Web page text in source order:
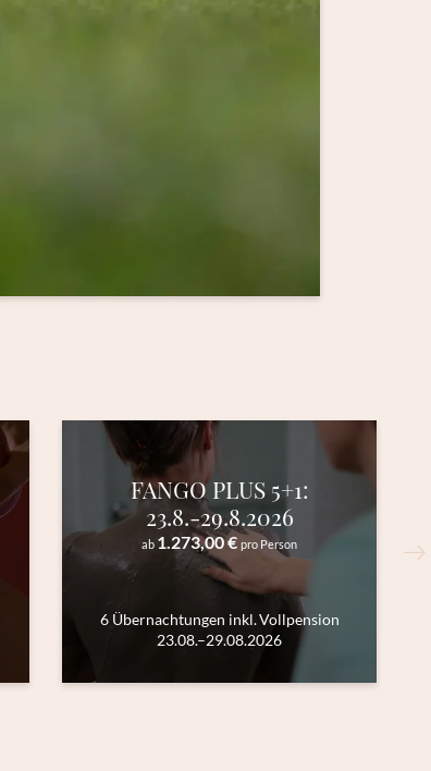
FANGO PLUS 5+1:
23.8.-29.8.2026
ab 1.273,00 €pro Person
6 Übernachtungen inkl.Vollpension
23.08.–29.08.2026